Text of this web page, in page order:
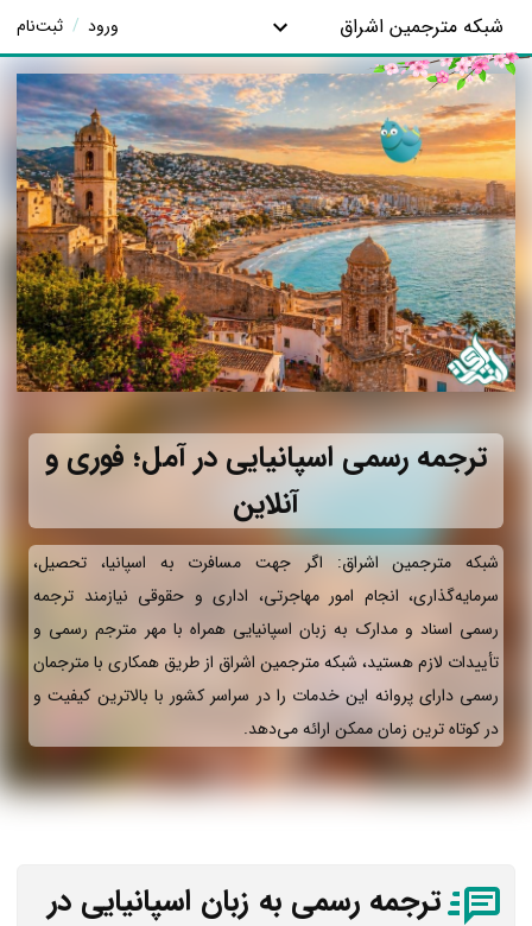
شبکه مترجمین اشراق ورود / ثبت‌نام
ترجمه رسمی اسپانیایی در آمل؛ فوری و
آنلاین
شبکه مترجمین اشراق: اگر جهت مسافرت به اسپانیا، تحصیل،
سرمایه‌گذاری، انجام امور مهاجرتی، اداری و حقوقی نیازمند ترجمه
رسمی اسناد و مدارک به زبان اسپانیایی همراه با مهر مترجم رسمی و
تأییدات لازم هستید، شبکه مترجمین اشراق از طریق همکاری با مترجمان
رسمی دارای پروانه این خدمات را در سراسر کشور با بالاترین کیفیت و
در کوتاه ترین زمان ممکن ارائه می‌دهد.
ترجمه رسمی به زبان اسپانیایی در